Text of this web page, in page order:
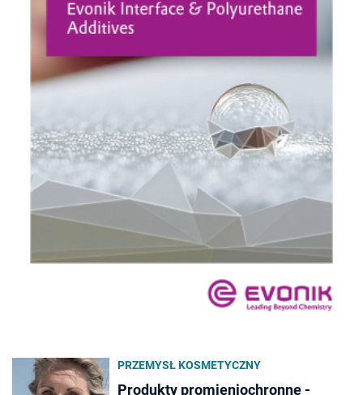
PRZEMYSŁ KOSMETYCZNY
Produkty promieniochronne -